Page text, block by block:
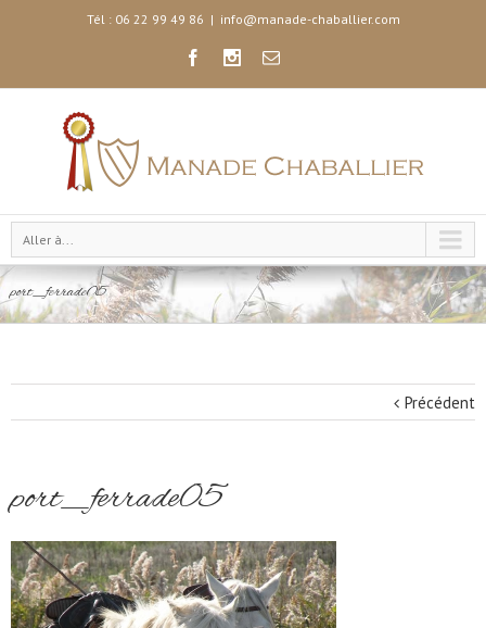
Tél : 06 22 99 49 86 | info@manade-chaballier.com
Aller à...
port_ferrade05
Précédent
port_ferrade05